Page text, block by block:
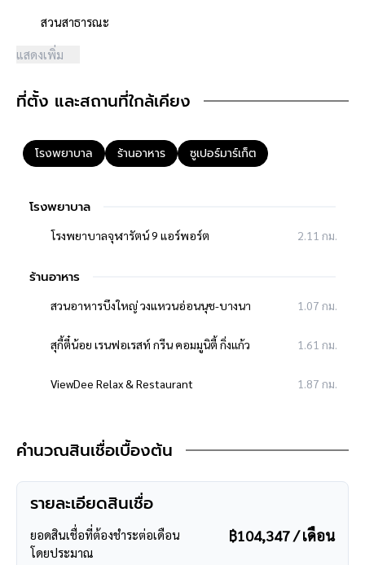
การเดินทาง
ตัวบ้านห่างจากหน้าโครงการ 3,900 เมตร
ใกล้จุดขึ้นทางด่วนทางพิเศษบูรพาวิถี
เรามีบริการด้านสินเชื่อ ติดต่อได้กับทุกธนาคาร สามารถกู้ได้วงเงิน
-264-4465, 02-494-9187
คุยไลน์กับบ้านบางกอก>http://line.me/ti/p/%40bangkokasset
Instagram>
assetsclub
**ทางบริษัทฯ ขอสงวนสิทธิ์ในการเปลี่ยนแปลงราคาและโปรโมชั่น
>>> แล้วทำไมต้องซื้อบ้านมือสองรีโนเวทกับเรา
สวนสาธารณะ
แสดงเพิ่ม
ที่ตั้ง และสถานที่ใกล้เคียง
โรงพยาบาล ร้านอาหาร ซูเปอร์มาร์เก็ต
โรงพยาบาล
โรงพยาบาลจุฬารัตน์ 9 แอร์พอร์ต 2.11 กม.
ร้านอาหาร
สวนอาหารบึงใหญ่ วงแหวนอ่อนนุช-บางนา 1.07 กม.
สุกี้ตี๋น้อย เรนฟอเรสท์ กรีน คอมมูนิตี้ กิ่งแก้ว 1.61 กม.
ViewDee Relax & Restaurant 1.87 กม.
Suvarnabhumi Airport Shuttle
บึงมารวย 3.28 กม.
เดอะกลาส มาร์เก็ต บางนา
คำนวณสินเชื่อเบื้องต้น
รายละเอียดสินเชื่อ
ยอดสินเชื่อที่ต้องชำระต่อเดือน
โดยประมาณ
฿104,347 / เดือน